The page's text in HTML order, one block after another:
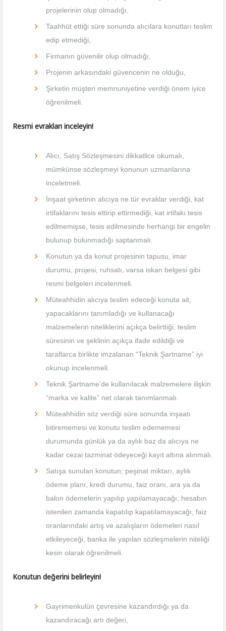
projelerinin olup olmadığı,
Taahhüt ettiği süre sonunda alıcılara konutları teslim
edip etmediği,
Firmanın güvenilir olup olmadığı,
Projenin arkasındaki güvencenin ne olduğu,
Şirketin müşteri memnuniyetine verdiği önem iyice
öğrenilmeli.
Resmi evrakları inceleyin!
Alıcı, Satış Sözleşmesini dikkatlice okumalı,
mümkünse sözleşmeyi konunun uzmanlarına
inceletmeli.
İnşaat şirketinin alıcıya ne tür evraklar verdiği, kat
irtifaklarını tesis ettirip ettirmediği, kat irtifakı tesis
edilmemişse, tesis edilmesinde herhangi bir engelin
bulunup bulunmadığı saptanmalı.
Konutun ya da konut projesinin tapusu, imar
durumu, projesi, ruhsatı, varsa iskan belgesi gibi
resmi belgeleri incelenmeli.
Müteahhidin alıcıya teslim edeceği konuta ait,
yapacaklarını tanımladığı ve kullanacağı
malzemelerin niteliklerini açıkça belirttiği, teslim
süresinin ve şeklinin açıkça ifade edildiği ve
taraflarca birlikte imzalanan “Teknik Şartname” iyi
okunup incelenmeli.
Teknik Şartname’de kullanılacak malzemelere ilişkin
“marka ve kalite” net olarak tanımlanmalı.
Müteahhidin söz verdiği süre sonunda inşaatı
bitirememesi ve konutu teslim edememesi
durumunda günlük ya da aylık baz da alıcıya ne
kadar cezai tazminat ödeyeceği kayıt altına alınmalı.
Satışa sunulan konutun; peşinat miktarı, aylık
ödeme planı, kredi durumu, faiz oranı, ara ya da
balon ödemelerin yapılıp yapılamayacağı, hesabın
istenilen zamanda kapatılıp kapatılamayacağı, faiz
oranlarındaki artış ve azalışların ödemeleri nasıl
etkileyeceği, banka ile yapılan sözleşmelerin niteliği
kesin olarak öğrenilmeli.
Konutun değerini belirleyin!
Gayrimenkulün çevresine kazandırdığı ya da
kazandıracağı artı değeri,